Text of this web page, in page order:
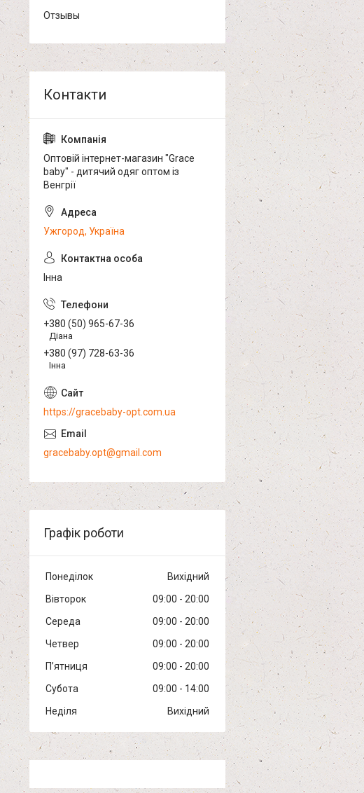
Отзывы
Оптовій інтернет-магазин "Grace
baby" - дитячий одяг оптом із
Венгрії
Ужгород, Україна
Інна
+380 (50) 965-67-36
Діана
+380 (97) 728-63-36
Інна
https://gracebaby-opt.com.ua
gracebaby.opt@gmail.com
Графік роботи
Понеділок
Вихідний
Вівторок
09:00
20:00
Середа
09:00
20:00
Четвер
09:00
20:00
Пʼятниця
09:00
20:00
Субота
09:00
14:00
Неділя
Вихідний